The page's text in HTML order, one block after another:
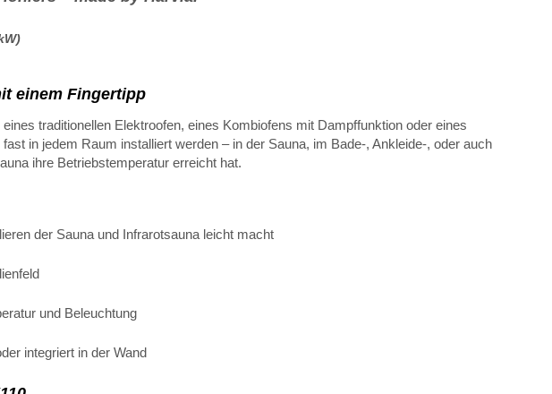
einem Fingertipp
traditionellen Elektroofen, eines Kombiofens mit Dampffunktion oder eines
in jedem Raum installiert werden – in der Sauna, im Bade-, Ankleide-, oder auch
ihre Betriebstemperatur erreicht hat.
der Sauna und Infrarotsauna leicht macht
und Beleuchtung
integriert in der Wand